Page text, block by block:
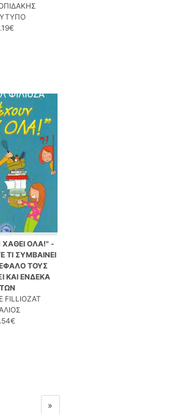
ΟΛΑ!" -
ΤΙ ΣΥΜΒΑΙΝΕΙ
ΤΟΥΣ
ΚΑΙ ΕΝΔΕΚΑ
FILLIOZAT
»